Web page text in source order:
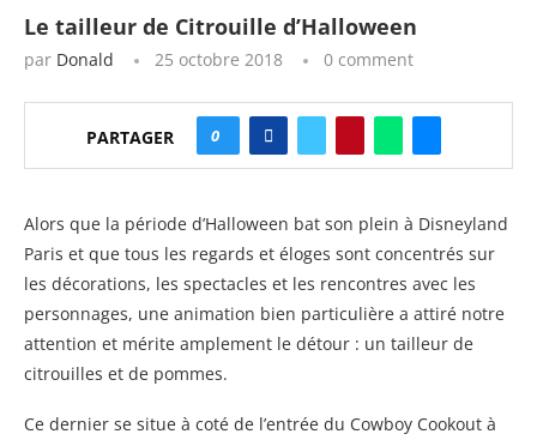
Le tailleur de Citrouille d’Halloween
par Donald 25 octobre 2018 0 comment
PARTAGER 0
Alors que la période d’Halloween bat son plein à Disneyland
Paris et que tous les regards et éloges sont concentrés sur
les décorations, les spectacles et les rencontres avec les
personnages, une animation bien particulière a attiré notre
attention et mérite amplement le détour : un tailleur de
citrouilles et de pommes.
Ce dernier se situe à coté de l’entrée du Cowboy Cookout à